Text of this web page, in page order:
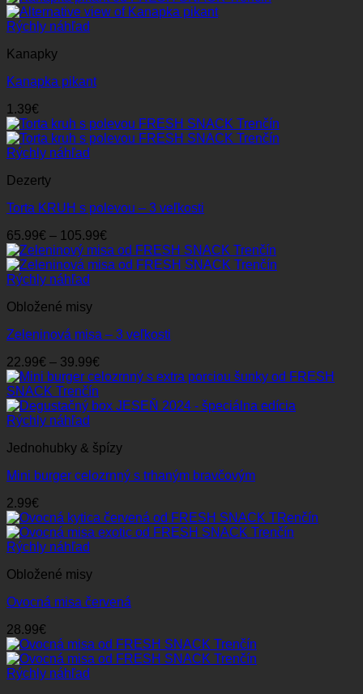
59.99€
Rýchly náhľad
Kanapky
Kanapka pikant
1.39€
Rýchly náhľad
Dezerty
Torta KRUH s polevou – 3 veľkosti
65.99€ – 105.99€
range:
65.99€
Rýchly náhľad
Obložené misy
Zeleninová misa – 3 veľkosti
22.99€ – 39.99€
range:
through
Rýchly náhľad
Jednohubky & špízy
Mini burger celozrnný s trhaným bravčovým
2.99€
Rýchly náhľad
Obložené misy
Ovocná misa červená
28.99€
Rýchly náhľad